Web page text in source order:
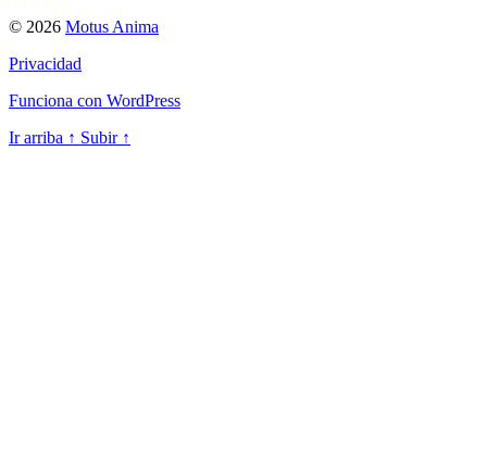
© 2026 Motus Anima
Privacidad
Funciona con WordPress
Ir arriba ↑ Subir ↑